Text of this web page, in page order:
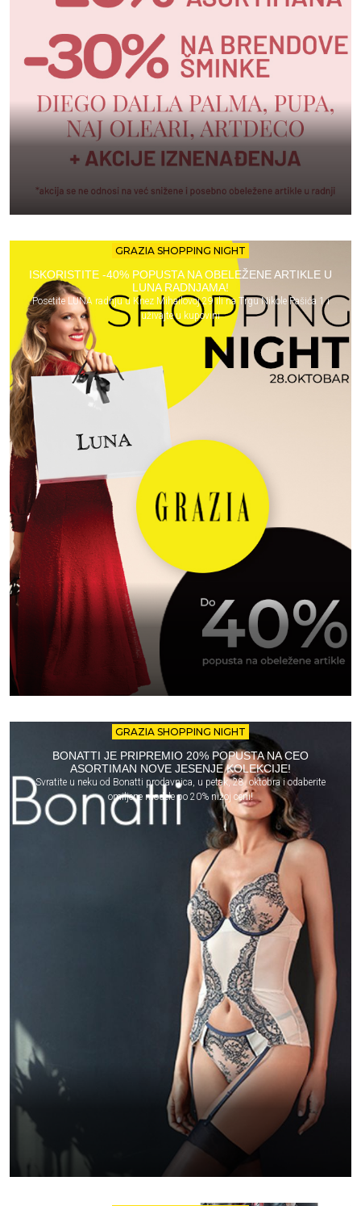
GRAZIA SHOPPING NIGHT
ISKORISTITE -40% POPUSTA NA OBELEŽENE ARTIKLE U
LUNA RADNJAMA!
Posetite LUNA radnju u Knez Mihailovoj 29 ili na Trgu Nikole Pašića 1 i
uživajte u kupovini
GRAZIA SHOPPING NIGHT
BONATTI JE PRIPREMIO 20% POPUSTA NA CEO
ASORTIMAN NOVE JESENJE KOLEKCIJE!
Svratite u neku od Bonatti prodavnica, u petak, 28. oktobra i odaberite
omiljene modele po 20% nižoj ceni!